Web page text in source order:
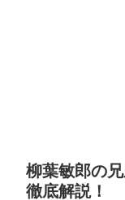
柳葉敏郎の
徹底解説！